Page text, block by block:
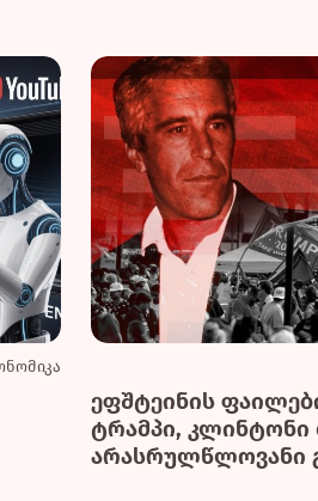
ეფშტეინის
ტრამპი, კლინტონი
არასრულწლოვანი